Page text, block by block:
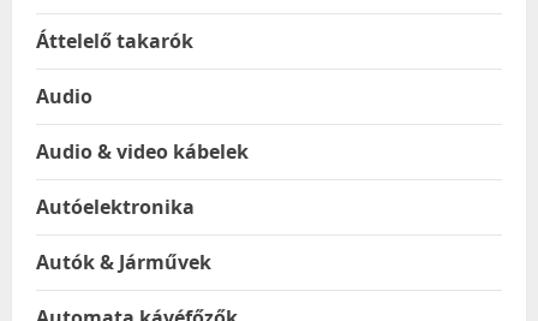
Áttelelő takarók
Audio
Audio & video kábelek
Autóelektronika
Autók & Járművek